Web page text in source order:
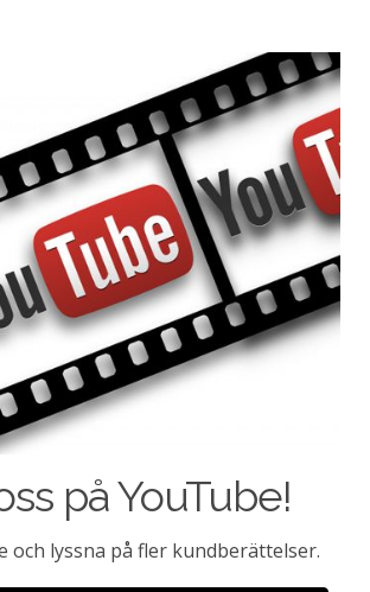
på YouTube!
och lyssna på fler kundberättelser.